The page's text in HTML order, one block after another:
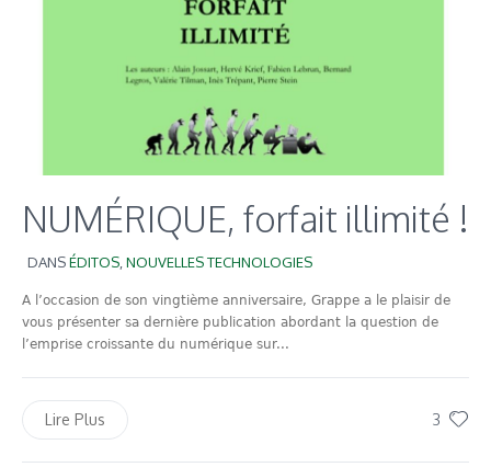
NUMÉRIQUE, forfait illimité !
DANSÉDITOS NOUVELLES TECHNOLOGIES
A l’occasion de son vingtième anniversaire, Grappe a le plaisir de
vous présenter sa dernière publication abordant la question de
l’emprise croissante du numérique sur...
3
Lire Plus